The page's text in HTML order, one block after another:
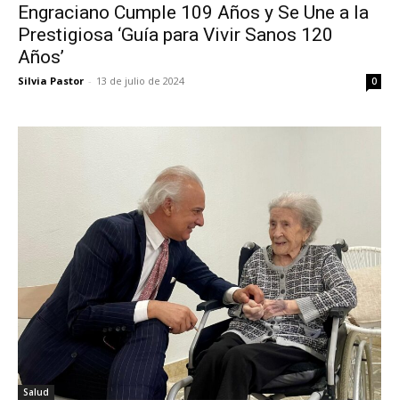
Engraciano Cumple 109 Años y Se Une a la
Prestigiosa ‘Guía para Vivir Sanos 120
Años’
Silvia Pastor - 13 de julio de 2024 0
Salud